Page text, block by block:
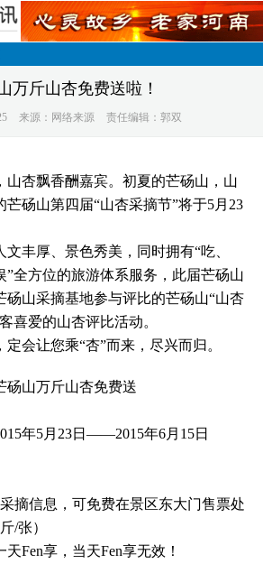
万斤山杏免费送啦！
来源：网络来源 责任编辑：郭双
杏飘香酬嘉宾。初夏的芒砀山，山
砀山第四届“山杏采摘节”将于5月23
丰厚、景色秀美，同时拥有“吃、
”全方位的旅游体系服务，此届芒砀山
砀山采摘基地参与评比的芒砀山“山杏
喜爱的山杏评比活动。
会让您乘“杏”而来，尽兴而归。
砀山万斤山杏免费送
年5月23日——2015年6月15日
摘信息，可免费在景区东大门售票处
/张）
Fen享，当天Fen享无效！